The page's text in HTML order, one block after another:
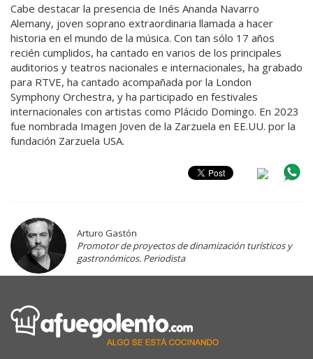
Cabe destacar la presencia de Inés Ananda Navarro
Alemany, joven soprano extraordinaria llamada a hacer
historia en el mundo de la música. Con tan sólo 17 años
recién cumplidos, ha cantado en varios de los principales
auditorios y teatros nacionales e internacionales, ha grabado
para RTVE, ha cantado acompañada por la London
Symphony Orchestra, y ha participado en festivales
internacionales con artistas como Plácido Domingo. En 2023
fue nombrada Imagen Joven de la Zarzuela en EE.UU. por la
fundación Zarzuela USA.
Arturo Gastón
Promotor de proyectos de dinamización turísticos y
gastronómicos. Periodista